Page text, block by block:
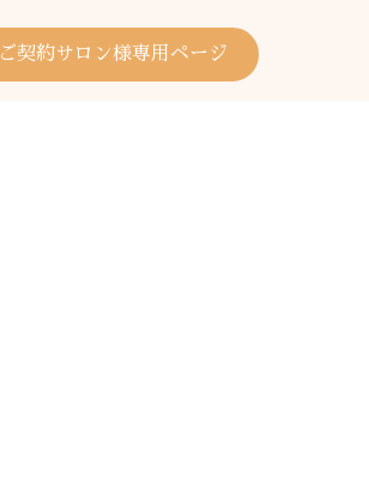
ご契約サロン様専用ページ